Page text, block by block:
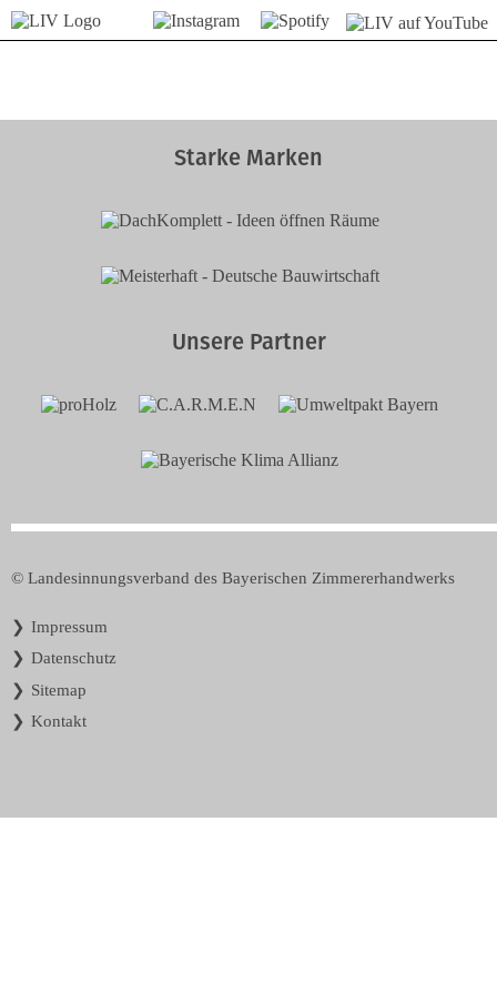
Starke Marken
Unsere Partner
© Landesinnungsverband des Bayerischen Zimmererhandwerks
Navigation
Impressum
Datenschutz
Sitemap
Kontakt